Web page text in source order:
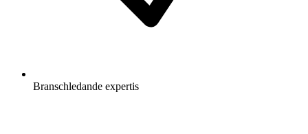
Branschledande expertis